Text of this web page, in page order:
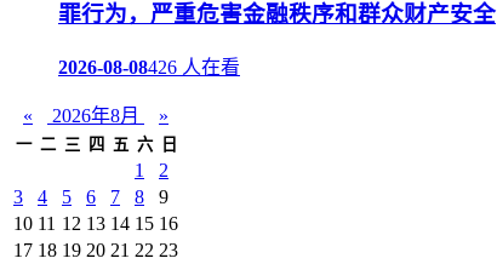
罪行为，严重危害金融秩序和群众财产安全
2026-08-08426 人在看
« 2026年8月 »
一 二 三 四 五 六 日
1
2
3
4 5 6 7 8
9
10 11 12 13 14 15 16
17 18 19 20 21 22 23